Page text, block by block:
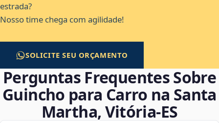
estrada?
Nosso time chega com agilidade!
SOLICITE SEU ORÇAMENTO
Perguntas Frequentes Sobre
Guincho para Carro na Santa
Martha, Vitória‑ES